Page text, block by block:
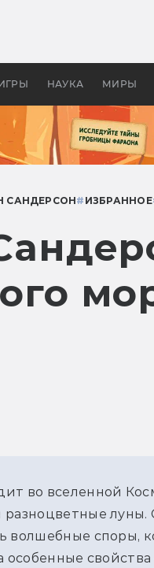
НАУКА МИРЫ
апокалипсис, в
САНДЕРСОН# ИЗБРАННОЕ
во вселенной
луны.
волшебные споры,
особенные